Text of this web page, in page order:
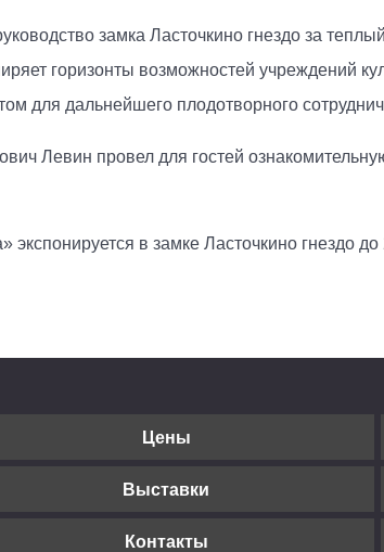
замка Ласточкино гнездо за
горизонты возможностей учреждений
для дальнейшего плодотворного
Левин провел для гостей
в замке Ласточкино гнездо до
Цены
Выставки
Контакты